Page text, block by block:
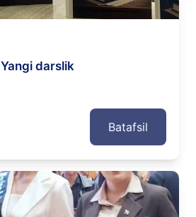
Yangi darslik
Batafsil